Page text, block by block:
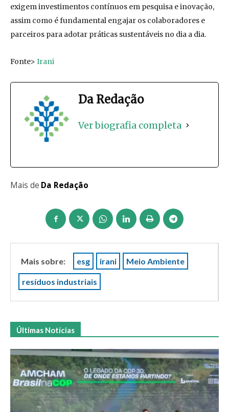
exigem investimentos contínuos em pesquisa e inovação,
assim como é fundamental engajar os colaboradores e
parceiros para adotar práticas sustentáveis no dia a dia.
Fonte> Irani
Da Redação
Ver biografia completa
Mais de Da Redação
Mais sobre: esg irani Meio Ambiente
resíduos industriais
Últimas Notícias